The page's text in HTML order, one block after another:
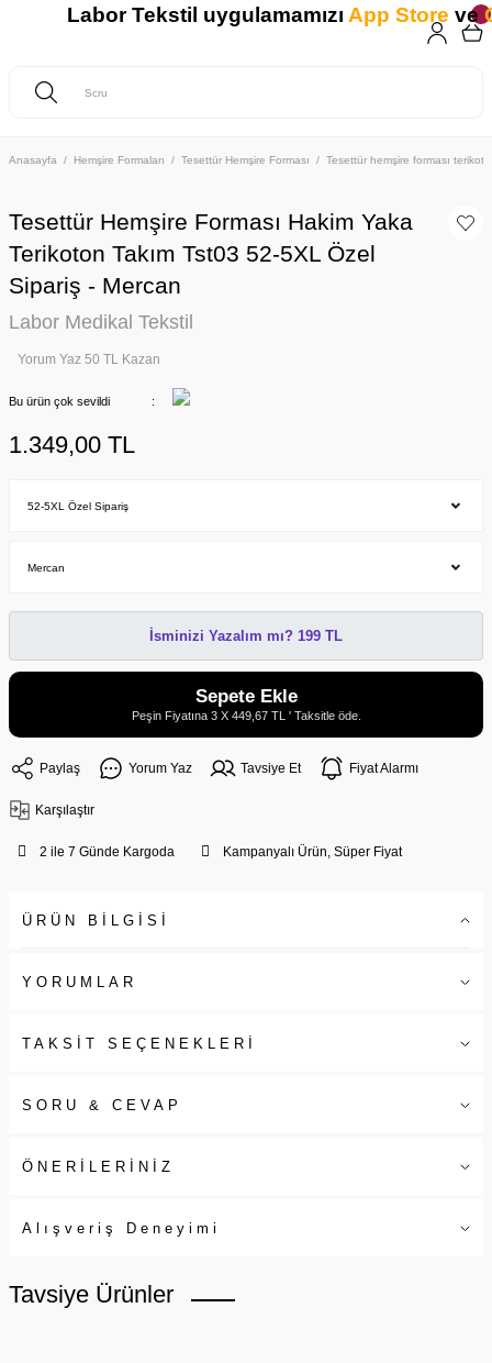
Anasayfa Hemşire Formaları Tesettür Hemşire Forması Tesettür hemşire forması
Tesettür Hemşire Forması Hakim Yaka
Terikoton Takım Tst03 52-5XL Özel
Sipariş - Mercan
Labor Medikal Tekstil
Yorum Yaz 50 TL Kazan
Bu ürün çok sevildi
1.349,00 TL
İsminizi Yazalım mı? 199 TL
Sepete Ekle
Peşin Fiyatına 3 X 449,67 TL ' Taksitle öde.
Paylaş Yorum Yaz Tavsiye Et Fiyat Alarmı
Karşılaştır
2 ile 7 Günde Kargoda Kampanyalı Ürün, Süper Fiyat
ÜRÜN BİLGİSİ
YORUMLAR
TAKSİT SEÇENEKLERİ
SORU & CEVAP
ÖNERİLERİNİZ
Alışveriş Deneyimi
Tavsiye Ürünler
Labor Tekstil uygulamamızıApp Storeve